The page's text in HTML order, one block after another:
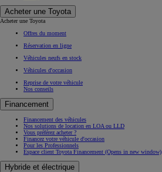
Acheter une Toyota
Acheter une Toyota
Offres du moment
Réservation en ligne
Véhicules neufs en stock
Véhicules d'occasion
Reprise de votre véhicule
Nos conseils
Financement
Financement des véhicules
Nos solutions de location en LOA ou LLD
Vous préférez acheter ?
Financez votre véhicule d'occasion
Pour les Professionnels
Espace client Toyota Financement (Opens in new window)
Hybride et électrique